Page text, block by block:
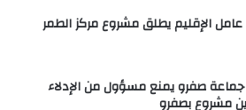
عامل الإقليم يطلق مشروع مركز الطمر
جماعة صفرو يمنع مسؤول من الإدلاء
مشروع بصفرو